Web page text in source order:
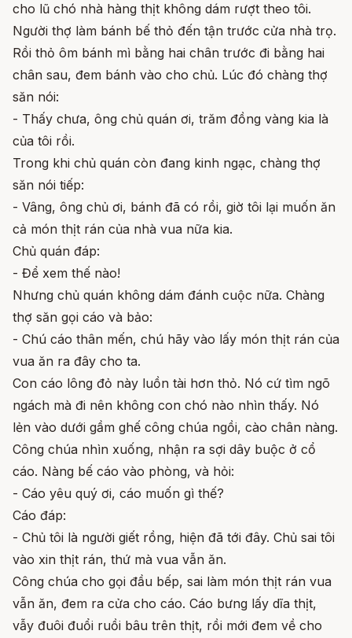
cho lũ chó nhà hàng thịt không dám rượt theo tôi.
Người thợ làm bánh bế thỏ đến tận trước cửa nhà trọ.
Rồi thỏ ôm bánh mì bằng hai chân trước đi bằng hai
chân sau, đem bánh vào cho chủ. Lúc đó chàng thợ
săn nói:
- Thấy chưa, ông chủ quán ơi, trăm đồng vàng kia là
của tôi rồi.
Trong khi chủ quán còn đang kinh ngạc, chàng thợ
săn nói tiếp:
- Vâng, ông chủ ơi, bánh đã có rồi, giờ tôi lại muốn ăn
cả món thịt rán của nhà vua nữa kia.
Chủ quán đáp:
- Để xem thế nào!
Nhưng chủ quán không dám đánh cuộc nữa. Chàng
thợ săn gọi cáo và bảo:
- Chú cáo thân mến, chú hãy vào lấy món thịt rán của
vua ăn ra đây cho ta.
Con cáo lông đỏ này luồn tài hơn thỏ. Nó cứ tìm ngõ
ngách mà đi nên không con chó nào nhìn thấy. Nó
lẻn vào dưới gầm ghế công chúa ngồi, cào chân nàng.
Công chúa nhìn xuống, nhận ra sợi dây buộc ở cổ
cáo. Nàng bế cáo vào phòng, và hỏi:
- Cáo yêu quý ơi, cáo muốn gì thế?
Cáo đáp:
- Chủ tôi là người giết rồng, hiện đã tới đây. Chủ sai tôi
vào xin thịt rán, thứ mà vua vẫn ăn.
Công chúa cho gọi đầu bếp, sai làm món thịt rán vua
vẫn ăn, đem ra cửa cho cáo. Cáo bưng lấy dĩa thịt,
vẫy đuôi đuổi ruồi bâu trên thịt, rồi mới đem về cho